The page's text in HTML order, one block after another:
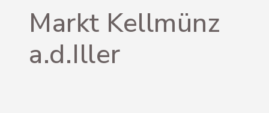
Markt Kellmünz
a.d.Iller